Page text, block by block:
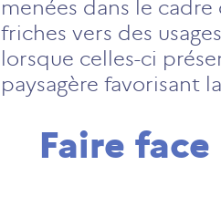
menées dans le
friches vers des
lorsque celles-ci
paysagère favorisant
Faire